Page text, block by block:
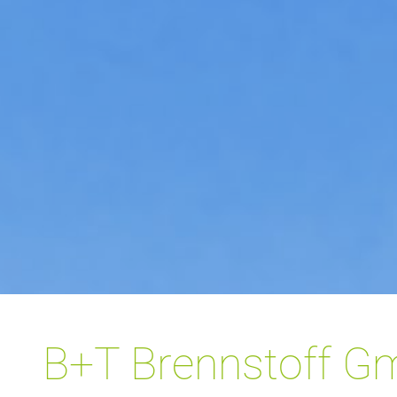
B+T Brennstoff